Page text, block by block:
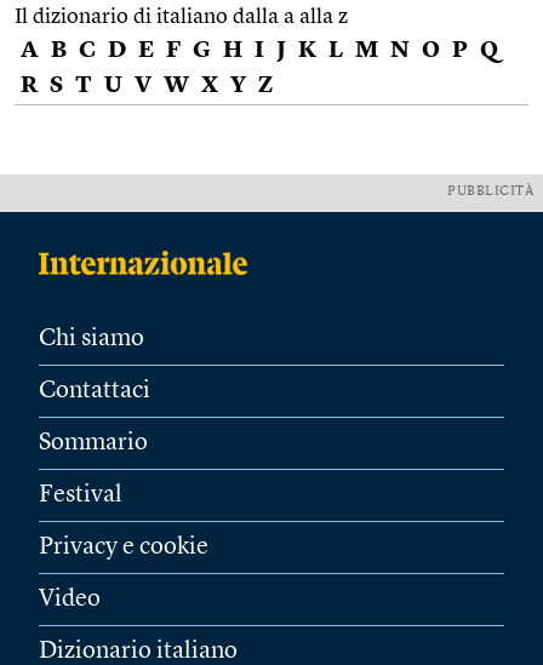
Il dizionario di italiano dalla a alla z
A B C D E F G H I J K L M N O P Q
R S T U V W X Y Z
PUBBLICITÀ
Chi siamo
Contattaci
Sommario
Festival
Privacy e cookie
Video
Dizionario italiano